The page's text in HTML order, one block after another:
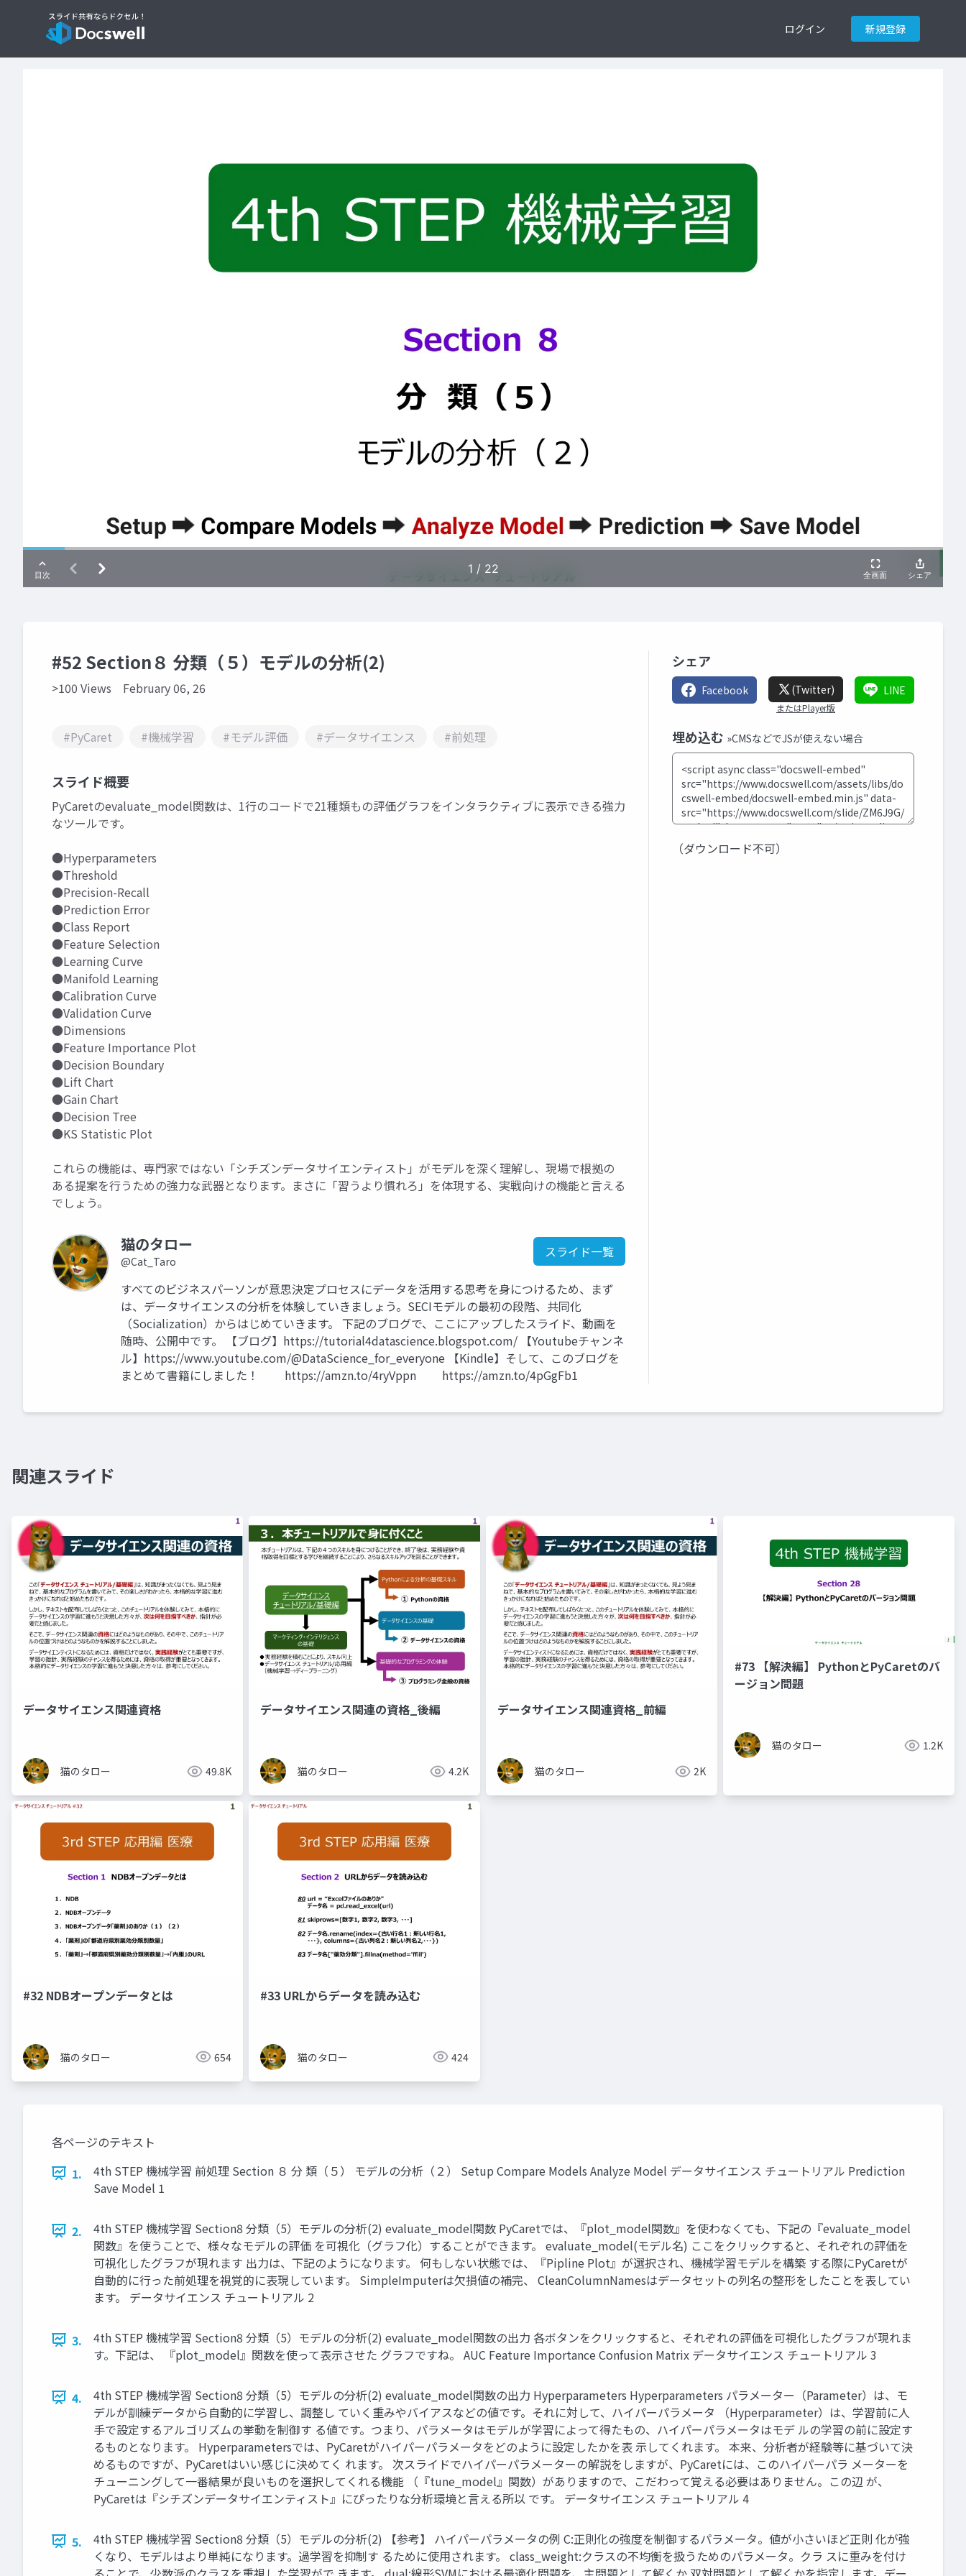
ログイン 新規登録
#52 Section８ 分類（５）モデルの分析(2)
>100 Views February 06, 26
#PyCaret #機械学習 #モデル評価 #データサイエンス #前処理
スライド概要
PyCaretのevaluate_model関数は、1行のコードで21種類もの評価グラフをインタラクティブに表示できる強力
なツールです。
●Hyperparameters
●Threshold
●Precision-Recall
●Prediction Error
●Class Report
●Feature Selection
●Learning Curve
●Manifold Learning
●Calibration Curve
●Validation Curve
●Dimensions
●Feature Importance Plot
●Decision Boundary
●Lift Chart
●Gain Chart
●Decision Tree
●KS Statistic Plot
これらの機能は、専門家ではない「シチズンデータサイエンティスト」がモデルを深く理解し、現場で根拠の
ある提案を行うための強力な武器となります。まさに「習うより慣れろ」を体現する、実戦向けの機能と言える
でしょう。
猫のタロー
@Cat_Taro
スライド一覧
すべてのビジネスパーソンが意思決定プロセスにデータを活用する思考を身につけるため、まず
は、データサイエンスの分析を体験していきましょう。SECIモデルの最初の段階、共同化
（Socialization）からはじめていきます。 下記のブログで、ここにアップしたスライド、動画を
随時、公開中です。 【ブログ】https://tutorial4datascience.blogspot.com/ 【Youtubeチャンネ
ル】https://www.youtube.com/@DataScience_for_everyone 【Kindle】そして、このブログを
まとめて書籍にしました！ https://amzn.to/4ryVppn https://amzn.to/4pGgFb1
シェア
Facebook (Twitter)
またはPlayer版
LINE
埋め込む »CMSなどでJSが使えない場合
（ダウンロード不可）
関連スライド
データサイエンス関連資格
猫のタロー 49.8K
データサイエンス関連の資格_後編
猫のタロー 4.2K
データサイエンス関連資格_前編
猫のタロー 2K
#73 【解決編】 PythonとPyCaretのバ
ージョン問題
猫のタロー 1.2K
#32 NDBオープンデータとは
猫のタロー 654
#33 URLからデータを読み込む
猫のタロー 424
各ページのテキスト
1.
4th STEP 機械学習 前処理 Section ８ 分 類（５） モデルの分析（２） Setup Compare Models Analyze Model データサイエンス チュートリアル Prediction
Save Model 1
2.
4th STEP 機械学習 Section8 分類（5）モデルの分析(2) evaluate_model関数 PyCaretでは、『plot_model関数』を使わなくても、下記の『evaluate_model
関数』を使うことで、様々なモデルの評価 を可視化（グラフ化）することができます。 evaluate_model(モデル名) ここをクリックすると、それぞれの評価を
可視化したグラフが現れます 出力は、下記のようになります。 何もしない状態では、『Pipline Plot』が選択され、機械学習モデルを構築 する際にPyCaretが
自動的に行った前処理を視覚的に表現しています。 SimpleImputerは欠損値の補完、 CleanColumnNamesはデータセットの列名の整形をしたことを表してい
ます。 データサイエンス チュートリアル 2
3.
4th STEP 機械学習 Section8 分類（5）モデルの分析(2) evaluate_model関数の出力 各ボタンをクリックすると、それぞれの評価を可視化したグラフが現れま
す。下記は、 『plot_model』関数を使って表示させた グラフですね。 AUC Feature Importance Confusion Matrix データサイエンス チュートリアル 3
4.
4th STEP 機械学習 Section8 分類（5）モデルの分析(2) evaluate_model関数の出力 Hyperparameters Hyperparameters パラメーター（Parameter）は、モ
デルが訓練データから自動的に学習し、調整し ていく重みやバイアスなどの値です。それに対して、ハイパーパラメータ （Hyperparameter）は、学習前に人
手で設定するアルゴリズムの挙動を制御す る値です。つまり、パラメータはモデルが学習によって得たもの、ハイパーパラメータはモデ ルの学習の前に設定す
るものとなります。 Hyperparametersでは、PyCaretがハイパーパラメータをどのように設定したかを表 示してくれます。 本来、分析者が経験等に基づいて決
めるものですが、PyCaretはいい感じに決めてく れます。 次スライドでハイパーパラメーターの解説をしますが、PyCaretには、このハイパーパラ メーターを
チューニングして一番結果が良いものを選択してくれる機能 （『tune_model』関数）がありますので、こだわって覚える必要はありません。この辺 が、
PyCaretは『シチズンデータサイエンティスト』にぴったりな分析環境と言える所以 です。 データサイエンス チュートリアル 4
5.
4th STEP 機械学習 Section8 分類（5）モデルの分析(2) 【参考】 ハイパーパラメータの例 C:正則化の強度を制御するパラメータ。値が小さいほど正則 化が強
くなり、モデルはより単純になります。過学習を抑制す るために使用されます。 class_weight:クラスの不均衡を扱うためのパラメータ。クラ スに重みを付け